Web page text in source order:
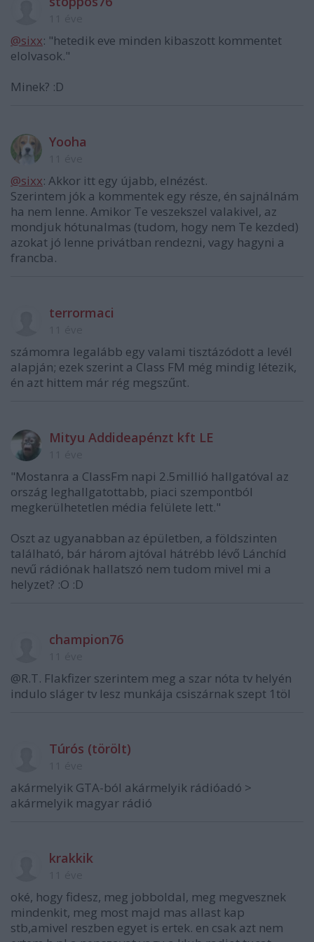
@sixx: "hetedik eve minden kibaszott kommentet
elolvasok."
Minek? :D
Yooha
@sixx: Akkor itt egy újabb, elnézést.
Szerintem jók a kommentek egy része, én sajnálnám
ha nem lenne. Amikor Te veszekszel valakivel, az
mondjuk hótunalmas (tudom, hogy nem Te kezded)
azokat jó lenne privátban rendezni, vagy hagyni a
francba.
terrormaci
számomra legalább egy valami tisztázódott a levél
alapján; ezek szerint a Class FM még mindig létezik,
én azt hittem már rég megszűnt.
Mityu Addideapénzt kft LE
"Mostanra a ClassFm napi 2.5millió hallgatóval az
ország leghallgatottabb, piaci szempontból
megkerülhetetlen média felülete lett."
Oszt az ugyanabban az épületben, a földszinten
található, bár három ajtóval hátrébb lévő Lánchíd
nevű rádiónak hallatszó nem tudom mivel mi a
helyzet? :O :D
champion76
@R.T. Flakfizer szerintem meg a szar nóta tv helyén
indulo sláger tv lesz munkája csiszárnak szept 1töl
Túrós (törölt)
akármelyik GTA-ból akármelyik rádióadó >
akármelyik magyar rádió
krakkik
oké, hogy fidesz, meg jobboldal, meg megvesznek
mindenkit, meg most majd mas allast kap
stb,amivel reszben egyet is ertek. en csak azt nem